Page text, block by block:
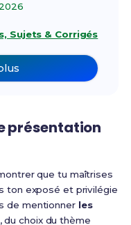
Sujets & Corrigés
présentation
que tu maîtrises
ton exposé et privilégie
de mentionner les
, du choix du thème